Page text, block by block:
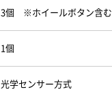
3個 ※ホイールボタン含む
1個
光学センサー方式